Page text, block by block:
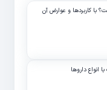
با کاربردها و عوارض آن
انواع داروها